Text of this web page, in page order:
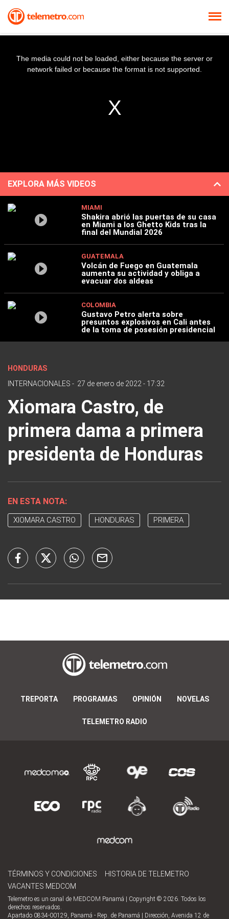
The media could not be loaded, either because the server or
network failed or because the format is not supported.
EXPLORA MÁS VIDEOS
MIAMI
Shakira abrió las puertas de su casa
en Miami a los Ghetto Kids tras la
final del Mundial 2026
GUATEMALA
Volcán de Fuego en Guatemala
aumenta su actividad y obliga a
evacuar dos aldeas
COLOMBIA
Gustavo Petro alerta sobre
presuntos explosivos en Cali antes
de la toma de posesión presidencial
HONDURAS
INTERNACIONALES - 27 de enero de 2022 - 17:32
Xiomara Castro, de
primera dama a primera
presidenta de Honduras
EN ESTA NOTA:
XIOMARA CASTRO HONDURAS PRIMERA
TREPORTA PROGRAMAS OPINIÓN NOVELAS
TELEMETRO RADIO
TÉRMINOS Y CONDICIONES
HISTORIA DE TELEMETRO
VACANTES MEDCOM
Telemetro es un canal de MEDCOM Panamá | Copyright © 2026. Todos los
derechos reservados.
Apartado 0834-00129, Panamá - Rep. de Panamá | Dirección, Avenida 12 de